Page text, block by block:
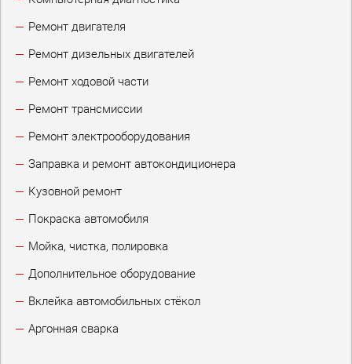
Ремонт двигателя
Ремонт дизельных двигателей
Ремонт ходовой части
Ремонт трансмиссии
Ремонт электрооборудования
Заправка и ремонт автокондиционера
Кузовной ремонт
Покраска автомобиля
Мойка, чистка, полировка
Дополнительное оборудование
Вклейка автомобильных стёкол
Аргонная сварка